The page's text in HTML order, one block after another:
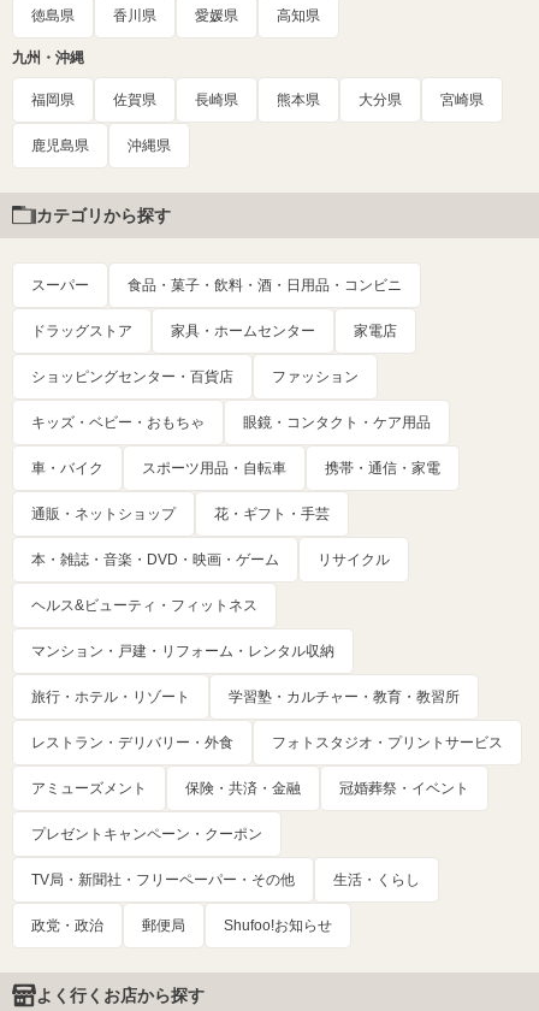
徳島県 香川県 愛媛県 高知県
九州・沖縄
福岡県 佐賀県 長崎県 熊本県 大分県 宮崎県
鹿児島県 沖縄県
カテゴリから探す
スーパー 食品・菓子・飲料・酒・日用品・コンビニ
ドラッグストア 家具・ホームセンター 家電店
ショッピングセンター・百貨店 ファッション
キッズ・ベビー・おもちゃ 眼鏡・コンタクト・ケア用品
車・バイク スポーツ用品・自転車 携帯・通信・家電
通販・ネットショップ 花・ギフト・手芸
本・雑誌・音楽・DVD・映画・ゲーム リサイクル
ヘルス&ビューティ・フィットネス
マンション・戸建・リフォーム・レンタル収納
旅行・ホテル・リゾート 学習塾・カルチャー・教育・教習所
レストラン・デリバリー・外食 フォトスタジオ・プリントサービス
アミューズメント 保険・共済・金融 冠婚葬祭・イベント
プレゼントキャンペーン・クーポン
TV局・新聞社・フリーペーパー・その他 生活・くらし
政党・政治 郵便局 Shufoo!お知らせ
よく行くお店から探す